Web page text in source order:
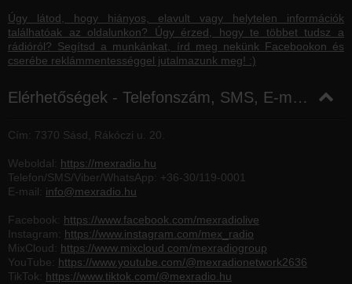
Úgy látod, hogy hiányos, elavult vagy helytelen információk
találhatóak az oldalunkon? Úgy érzed, hogy te többet tudsz a
rádióról? Segítsd a munkánkat, írd meg nekünk Facebookon és
cserébe reklámmentességgel jutalmazunk meg! :)
Elérhetőségek - Telefonszám, SMS, E-mail, Facebook
Cím: 7370 Sásd, Rákóczi u. 20.
Weboldal: https://mexradio.hu
Telefon/SMS/Viber/WhatsApp: +36-30/119-0001
E-mail: info@mexradio.hu
Facebook: https://www.facebook.com/mexradiolive
Instagram: https://www.instagram.com/mex_radio
MixCloud: https://www.mixcloud.com/mexradiogroup
YouTube: https://www.youtube.com/@mexradionetwork2636
TikTok: https://www.tiktok.com/@mexradio.hu